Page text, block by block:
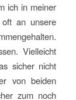
ich in meiner
an unsere
Vielleicht
sicher nicht
von beiden
zum noch